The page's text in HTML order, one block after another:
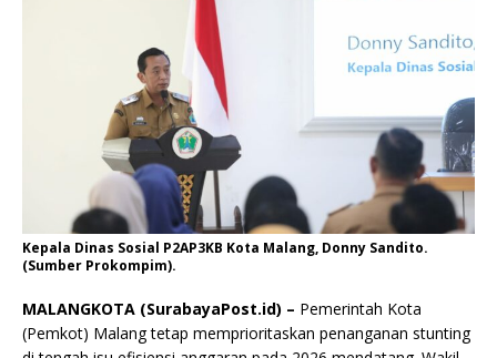
Kepala Dinas Sosial P2AP3KB Kota Malang, Donny Sandito.
(Sumber Prokompim).
MALANGKOTA (SurabayaPost.id) – Pemerintah Kota
(Pemkot) Malang tetap memprioritaskan penanganan stunting